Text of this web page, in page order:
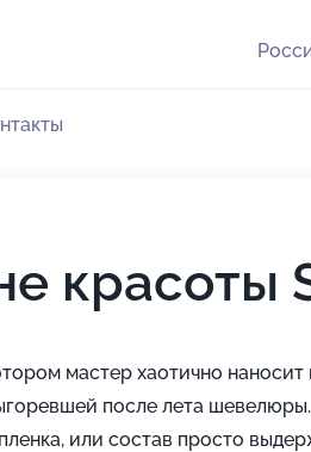
красоты
мастер хаотично
после лета
или состав просто